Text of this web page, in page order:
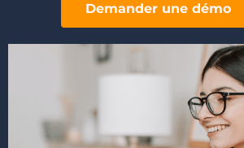
Demander une démo